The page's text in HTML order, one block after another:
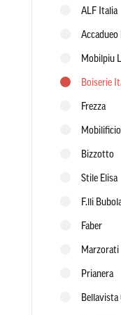
ALF Italia
Accadueo
Mobilpiu
Boiserie
Frezza
Bizzotto
Stile Elisa
F.lli
Faber
Marzorati
Prianera
Bellavista